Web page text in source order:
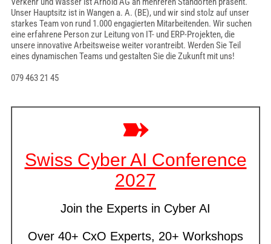
Unser Hauptsitz ist in Wangen a. A. (BE), und wir sind stolz auf unser
starkes Team von rund 1.000 engagierten Mitarbeitenden. Wir suchen
eine erfahrene Person zur Leitung von IT- und ERP-Projekten, die
unsere innovative Arbeitsweise weiter vorantreibt. Werden Sie Teil
eines dynamischen Teams und gestalten Sie die Zukunft mit uns!
079 463 21 45